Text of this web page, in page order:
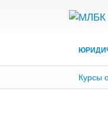
Курсы